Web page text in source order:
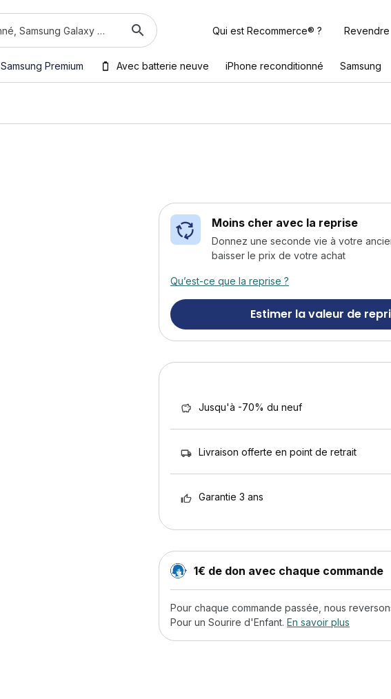
Qui est Recommerce® ? Revendre
Samsung Premium Avec batterie neuve iPhone reconditionné Samsung
Moins cher avec la reprise
Donnez une seconde vie à votre
baisser le prix de votre achat
Qu’est-ce que la reprise ?
Estimer la valeur de
Jusqu'à -70% du neuf
Livraison offerte en point de retrait
Garantie 3 ans
1€ de don avec chaque commande
Pour chaque commande passée, nous
Pour un Sourire d'Enfant. En savoir plus